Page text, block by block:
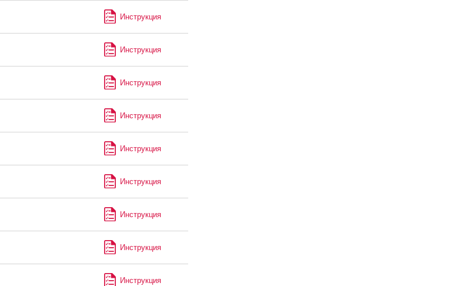
Инструкция
Инструкция
Инструкция
Инструкция
Инструкция
Инструкция
Инструкция
Инструкция
Инструкция